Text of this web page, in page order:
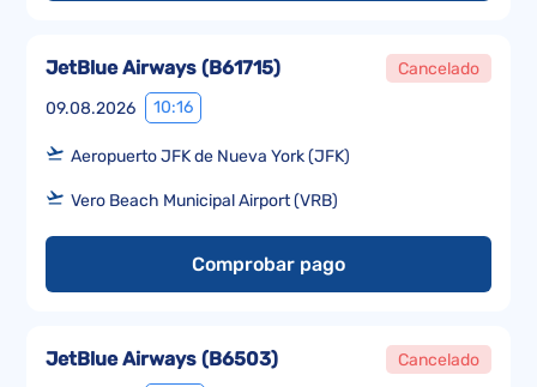
09.08.2026 10:16
JetBlue Airways (B61715) Cancelado
Aeropuerto JFK de Nueva York (JFK)
Vero Beach Municipal Airport (VRB)
Comprobar pago
JetBlue Airways (B6503) Cancelado